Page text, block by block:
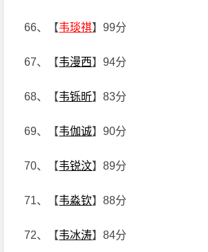
66、【韦琰祺】99分
67、【韦漫西】94分
68、【韦铄昕】83分
69、【韦伽诚】90分
70、【韦锐汶】89分
71、【韦淼钦】88分
72、【韦冰涛】84分